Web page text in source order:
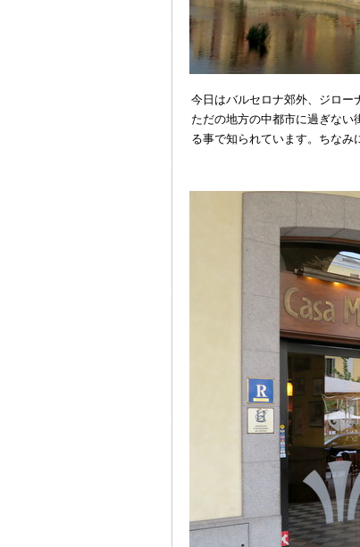
今日はバルセロナ郊外、ジロー
ただの地方の中都市に過ぎない
る事で知られています。ちな